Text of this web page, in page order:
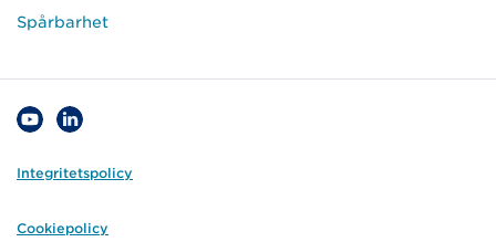
Spårbarhet
Integritetspolicy
Cookiepolicy